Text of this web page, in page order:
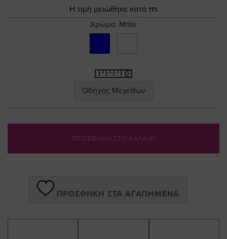
Τιμή
Η τιμή μειώθηκε κατά 11%
Χρώμα: Μπλε
Οδηγός Μεγεθών
ΠΡΟΣΘΗΚΗ ΣΤΟ ΚΑΛΑΘΙ
ΠΡΟΣΘΉΚΗ ΣΤΑ ΑΓΑΠΗΜΈΝΑ